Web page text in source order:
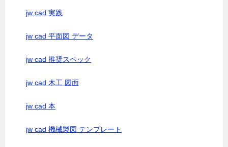
jw cad 実践
jw cad 平面図 データ
jw cad 推奨スペック
jw cad 木工 図面
jw cad 本
jw cad 機械製図 テンプレート